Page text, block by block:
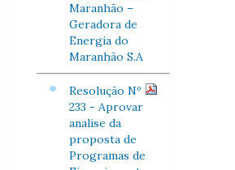
Maranhão –
Geradora de
Energia do
Maranhão S.A
Resolução Nº
233 - Aprovar
analise da
proposta de
Programas de